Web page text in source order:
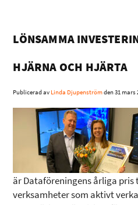
LÖNSAMMA
HJÄRNA OCH HJÄRTA
Publicerad av Linda Djupenströmden31 mars
är Dataföreningens årliga pris
verksamheter som aktivt